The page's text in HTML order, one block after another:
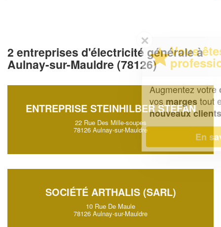
2 entreprises d'électricité générale à
Aulnay-sur-Mauldre (78126)
ENTREPRISE STEINHILBER STEFAN
22 Rue Des Mille-soupes
78126 Aulnay-sur-Mauldre
SOCIÉTÉ ARTHALIS (SARL)
10 Rue De Maule
78126 Aulnay-sur-Mauldre
Vous êtes un
professionnel ?
Augmentez votrechiffre d'affaireset
tout en gagnant de
nouveaux clients!
En savoir plus